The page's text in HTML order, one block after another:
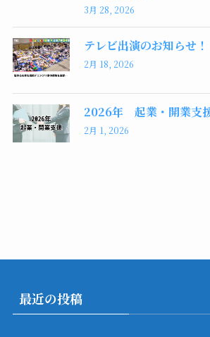
3月 28, 2026
テレビ出演のお知らせ！
2月 18, 2026
2026年 起業・開業支
2月 1, 2026
最近の投稿